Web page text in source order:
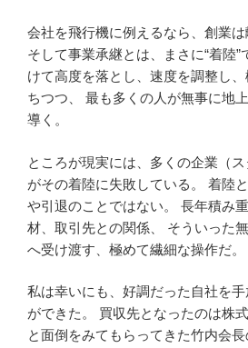
会社を飛行機に例えるなら、創業は
そして事業承継とは、まさに“着陸”
けて高度を落とし、速度を調整し
ちつつ、 最も多くの人が無事に地
導く。
ところが現実には、多くの企業（ス
がその着陸に失敗している。 着陸
や引退のことではない。 長年積み
材、取引先との関係、 そういった
へ受け渡す、極めて繊細な操作だ。
私は幸いにも、好調だった自社を
ができた。 買収先となったのは株
と面倒をみてもらってきた竹内会